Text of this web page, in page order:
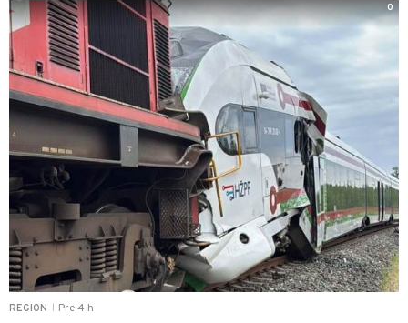
REGION Pre 4 h
0